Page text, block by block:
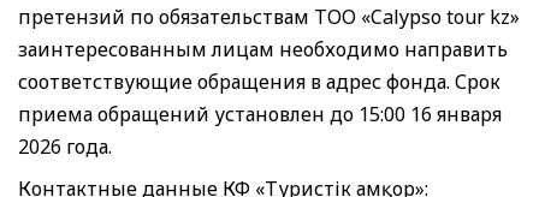
претензий по обязательствам ТОО «Calypso tour kz»
заинтересованным лицам необходимо направить
соответствующие обращения в адрес фонда. Срок
приема обращений установлен до 15:00 16 января
2026 года.
Контактные данные КФ «Туристік Қамқор»: